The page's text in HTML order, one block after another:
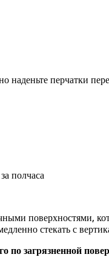
наденьте перчатки
поверхностями,
стекать с
по загрязненной